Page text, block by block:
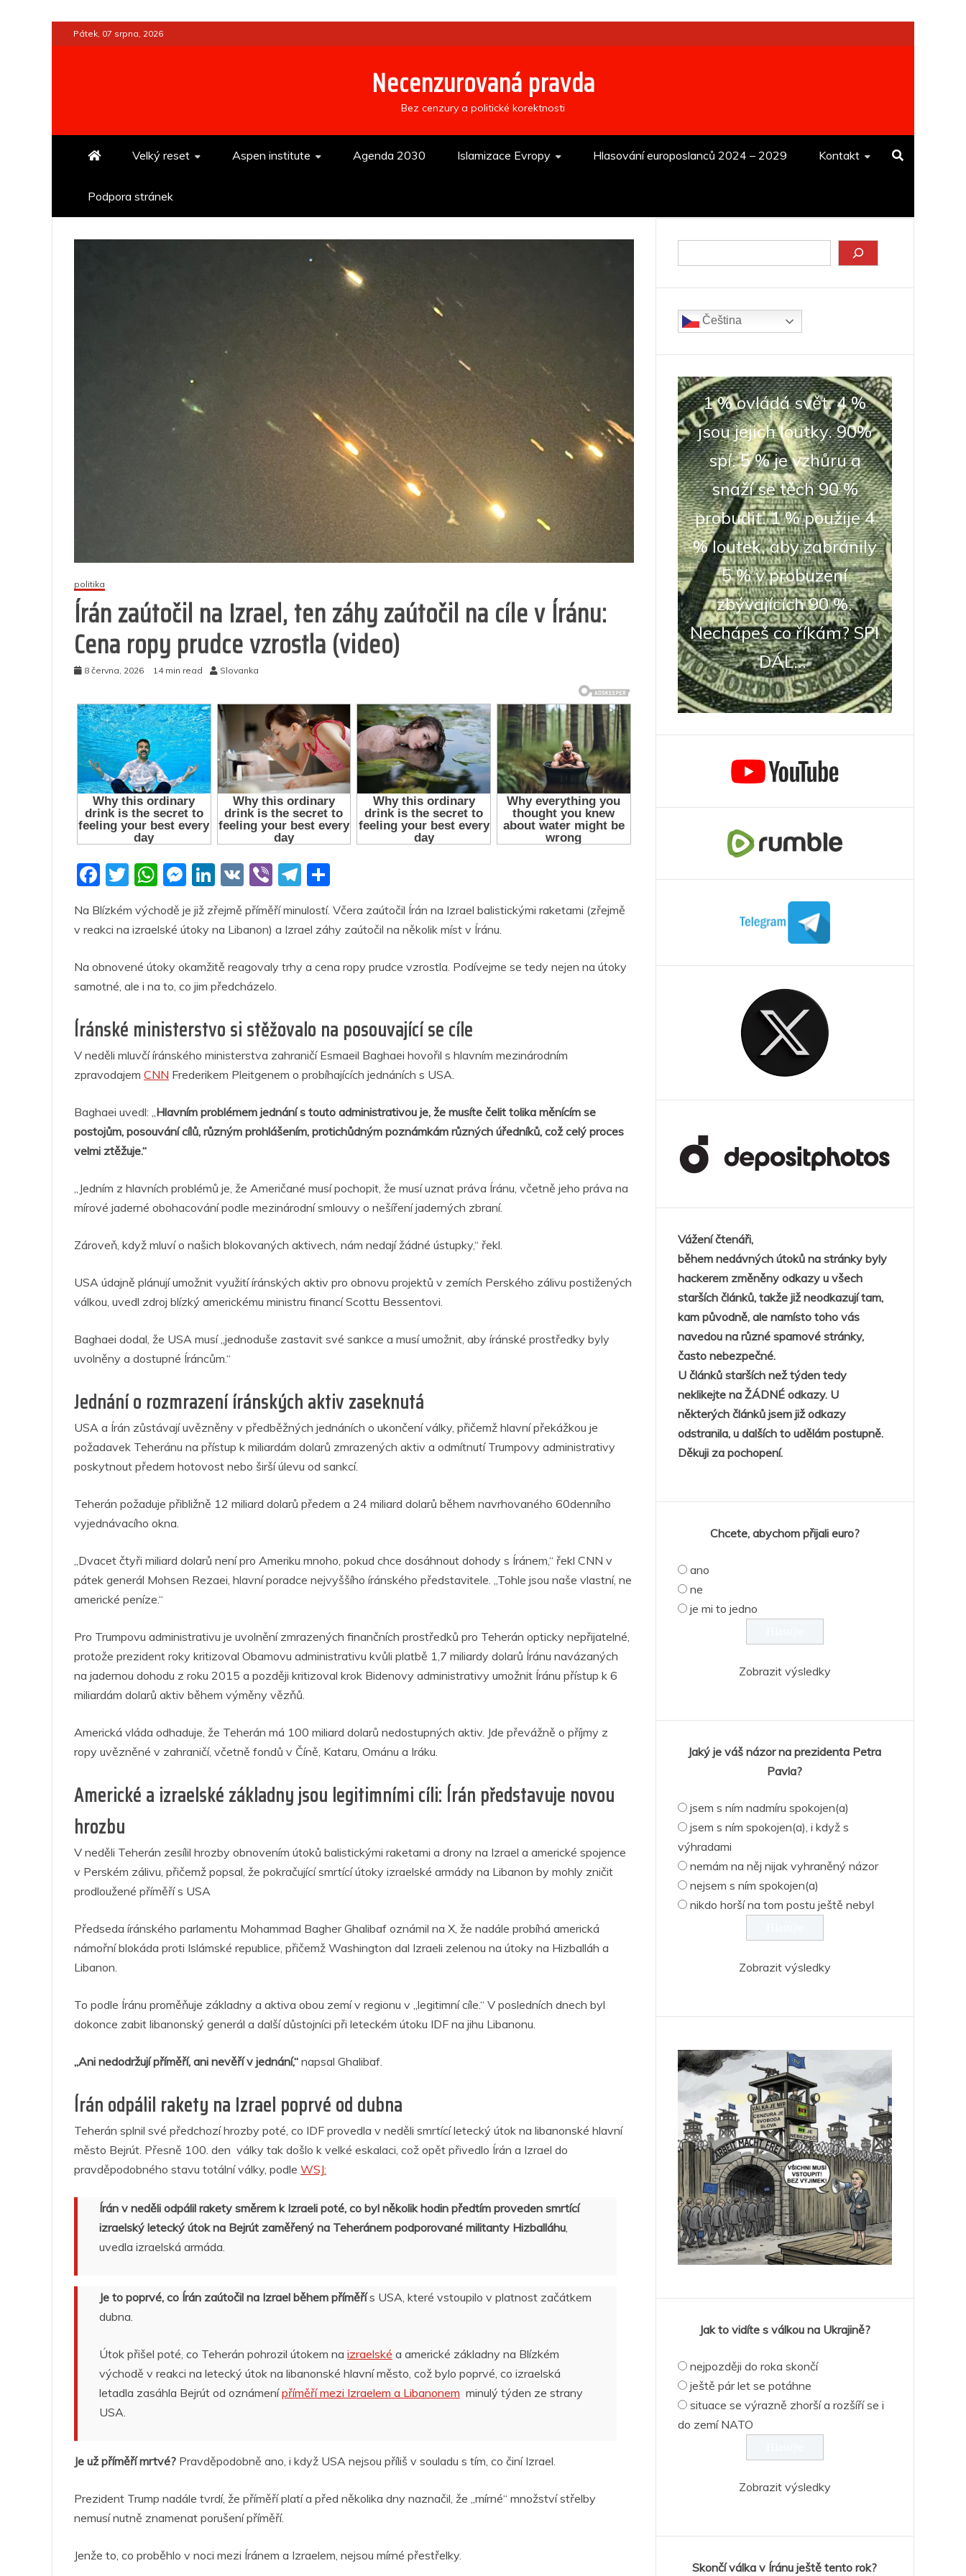
to
Pátek, 07 srpna, 2026
Necenzurovaná pravda
Bez cenzury a politické korektnosti
Velký reset Aspen institute Agenda 2030 Islamizace Evropy Hlasování europoslanců 2024 – 2029 Kontakt
Podpora stránek
politika
Írán zaútočil na Izrael, ten záhy zaútočil na cíle v Íránu:
Cena ropy prudce vzrostla (video)
8 června, 2026 14 min read Slovanka
F
c
e
b
o
k
T
itt
er
W
at
s
A
p
M
ss
e
n
g
Li
n
k
e
dI
n
V
K
Vi
b
er
T
e
gr
a
h
ar
e
Na Blízkém východě je již zřejmě příměří minulostí. Včera zaútočil Írán na Izrael balistickými raketami (zřejmě
v reakci na izraelské útoky na Libanon) a Izrael záhy zaútočil na několik míst v Íránu.
Na obnovené útoky okamžitě reagovaly trhy a cena ropy prudce vzrostla. Podívejme se tedy nejen na útoky
samotné, ale i na to, co jim předcházelo.
Íránské ministerstvo si stěžovalo na posouvající se cíle
V neděli mluvčí íránského ministerstva zahraničí Esmaeil Baghaei hovořil s hlavním mezinárodním
zpravodajem CNN Frederikem Pleitgenem o probíhajících jednáních s USA.
Baghaei uvedl: „ Hlavním problémem jednání s touto administrativou je, že musíte čelit tolika měnícím se
postojům, posouvání cílů, různým prohlášením, protichůdným poznámkám různých úředníků, což celý proces
velmi ztěžuje.“
„Jedním z hlavních problémů je, že Američané musí pochopit, že musí uznat práva Íránu, včetně jeho práva na
mírové jaderné obohacování podle mezinárodní smlouvy o nešíření jaderných zbraní.
Zároveň, když mluví o našich blokovaných aktivech, nám nedají žádné ústupky,“ řekl.
USA údajně plánují umožnit využití íránských aktiv pro obnovu projektů v zemích Perského zálivu postižených
válkou, uvedl zdroj blízký americkému ministru financí Scottu Bessentovi.
Baghaei dodal, že USA musí „jednoduše zastavit své sankce a musí umožnit, aby íránské prostředky byly
uvolněny a dostupné Íráncům.“
Jednání o rozmrazení íránských aktiv zaseknutá
USA a Írán zůstávají uvězněny v předběžných jednáních o ukončení války, přičemž hlavní překážkou je
požadavek Teheránu na přístup k miliardám dolarů zmrazených aktiv a odmítnutí Trumpovy administrativy
poskytnout předem hotovost nebo širší úlevu od sankcí.
Teherán požaduje přibližně 12 miliard dolarů předem a 24 miliard dolarů během navrhovaného 60denního
vyjednávacího okna.
„Dvacet čtyři miliard dolarů není pro Ameriku mnoho, pokud chce dosáhnout dohody s Íránem,“ řekl CNN v
pátek generál Mohsen Rezaei, hlavní poradce nejvyššího íránského představitele. „Tohle jsou naše vlastní, ne
americké peníze.“
Pro Trumpovu administrativu je uvolnění zmrazených finančních prostředků pro Teherán opticky nepřijatelné,
protože prezident roky kritizoval Obamovu administrativu kvůli platbě 1,7 miliardy dolarů Íránu navázaných
na jadernou dohodu z roku 2015 a později kritizoval krok Bidenovy administrativy umožnit Íránu přístup k 6
miliardám dolarů aktiv během výměny vězňů.
Americká vláda odhaduje, že Teherán má 100 miliard dolarů nedostupných aktiv. Jde převážně o příjmy z
ropy uvězněné v zahraničí, včetně fondů v Číně, Kataru, Ománu a Iráku.
Americké a izraelské základny jsou legitimními cíli: Írán představuje novou
hrozbu
V neděli Teherán zesílil hrozby obnovením útoků balistickými raketami a drony na Izrael a americké spojence
v Perském zálivu, přičemž popsal, že pokračující smrtící útoky izraelské armády na Libanon by mohly zničit
prodloužené příměří s USA
Předseda íránského parlamentu Mohammad Bagher Ghalibaf oznámil na X, že nadále probíhá americká
námořní blokáda proti Islámské republice, přičemž Washington dal Izraeli zelenou na útoky na Hizballáh a
Libanon.
To podle Íránu proměňuje základny a aktiva obou zemí v regionu v „legitimní cíle.“ V posledních dnech byl
dokonce zabit libanonský generál a další důstojníci při leteckém útoku IDF na jihu Libanonu.
„Ani nedodržují příměří, ani nevěří v jednání,“ napsal Ghalibaf.
Írán odpálil rakety na Izrael poprvé od dubna
Teherán splnil své předchozí hrozby poté, co IDF provedla v neděli smrtící letecký útok na libanonské hlavní
město Bejrút. Přesně 100. den války tak došlo k velké eskalaci, což opět přivedlo Írán a Izrael do
pravděpodobného stavu totální války, podle WSJ:
Írán v neděli odpálil rakety směrem k Izraeli poté, co byl několik hodin předtím proveden smrtící
izraelský letecký útok na Bejrút zaměřený na Teheránem podporované militanty Hizballáhu
uvedla izraelská armáda.
Je to poprvé, co Írán zaútočil na Izrael během příměřís USA, které vstoupilo v platnost začátkem
dubna.
Útok přišel poté, co Teherán pohrozil útokem na izraelské a americké základny na Blízkém
východě v reakci na letecký útok na libanonské hlavní město, což bylo poprvé, co izraelská
letadla zasáhla Bejrút od oznámenípříměří mezi Izraelem a Libanonem minulý týden ze strany
USA.
Je už příměří mrtvé? Pravděpodobně ano, i když USA nejsou příliš v souladu s tím, co činí Izrael.
Prezident Trump nadále tvrdí, že příměří platí a před několika dny naznačil, že „mírné“ množství střelby
nemusí nutně znamenat porušení příměří.
Jenže to, co proběhlo v noci mezi Íránem a Izraelem, nejsou mírné přestřelky.
Čeština‎
1 % ovládá svět. 4 %
jsou jejich loutky. 90%
spí. 5 % je vzhůru a
snaží se těch 90 %
probudit. 1 % použije 4
% loutek, aby zabránily
5 % v probuzení
zbývajících 90 %.
Nechápeš co říkám? SPI
DÁL...
Vážení čtenáři,
během nedávných útoků na stránky byly
hackerem změněny odkazy u všech
starších článků, takže již neodkazují tam,
kam původně, ale namísto toho vás
navedou na různé spamové stránky,
často nebezpečné.
U článků starších než týden tedy
neklikejte na ŽÁDNÉ odkazy. U
některých článků jsem již odkazy
odstranila, u dalších to udělám postupně.
Děkuji za pochopení.
Chcete, abychom přijali euro?
ano
ne
je mi to jedno
Zobrazit výsledky
Jaký je váš názor na prezidenta Petra
Pavla?
jsem s ním nadmíru spokojen(a)
jsem s ním spokojen(a), i když s
výhradami
nemám na něj nijak vyhraněný názor
nejsem s ním spokojen(a)
nikdo horší na tom postu ještě nebyl
Zobrazit výsledky
Jak to vidíte s válkou na Ukrajině?
nejpozději do roka skončí
ještě pár let se potáhne
situace se výrazně zhorší a rozšíří se i
do zemí NATO
Zobrazit výsledky
Skončí válka v Íránu ještě tento rok?